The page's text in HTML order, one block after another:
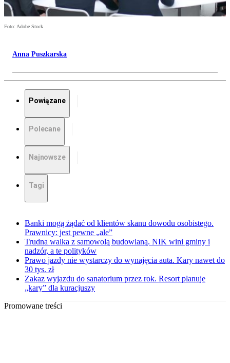
Foto: Adobe Stock
Anna Puszkarska
Powiązane
Polecane
Najnowsze
Tagi
Banki mogą żądać od klientów skanu dowodu osobistego.
Prawnicy: jest pewne „ale”
Trudna walka z samowolą budowlaną. NIK wini gminy i
nadzór, a te polityków
Prawo jazdy nie wystarczy do wynajęcia auta. Kary nawet do
30 tys. zł
Zakaz wyjazdu do sanatorium przez rok. Resort planuje
„kary” dla kuracjuszy
Promowane treści